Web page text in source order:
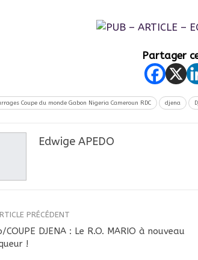
Partager
Coupe du monde Gabon Nigeria Cameroun RDC djena
Edwige APEDO
PRÉCÉDENT
COUPE DJENA : Le R.O. MARIO à nouveau
!